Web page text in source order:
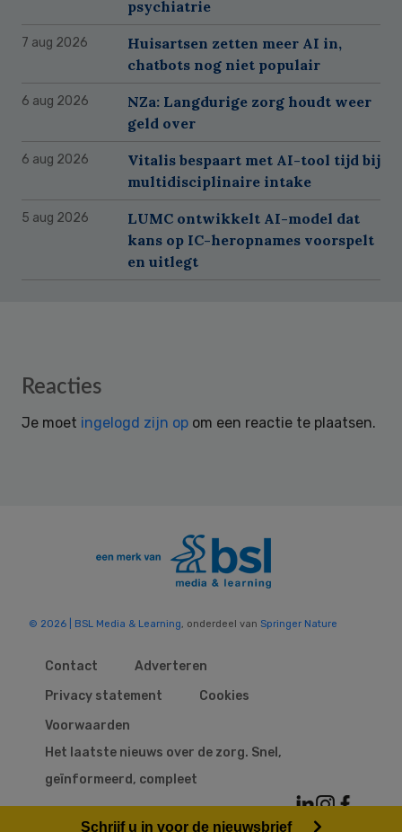
psychiatrie
7 aug 2026
Huisartsen zetten meer AI in,
chatbots nog niet populair
6 aug 2026
NZa: Langdurige zorg houdt weer
geld over
6 aug 2026
Vitalis bespaart met AI-tool tijd bij
multidisciplinaire intake
5 aug 2026
LUMC ontwikkelt AI-model dat
kans op IC-heropnames voorspelt
en uitlegt
Reader
Reacties
Je moet ingelogd zijn op om een reactie te plaatsen.
© 2026 | BSL Media & Learning , onderdeel van Springer Nature
Contact
Adverteren
Privacy statement
Cookies
Voorwaarden
Het laatste nieuws over de zorg. Snel,
geïnformeerd, compleet
Schrijf u in voor de nieuwsbrief